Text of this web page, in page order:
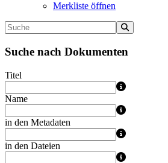
Merkliste öffnen
Suche nach Dokumenten
Titel
Name
in den Metadaten
in den Dateien